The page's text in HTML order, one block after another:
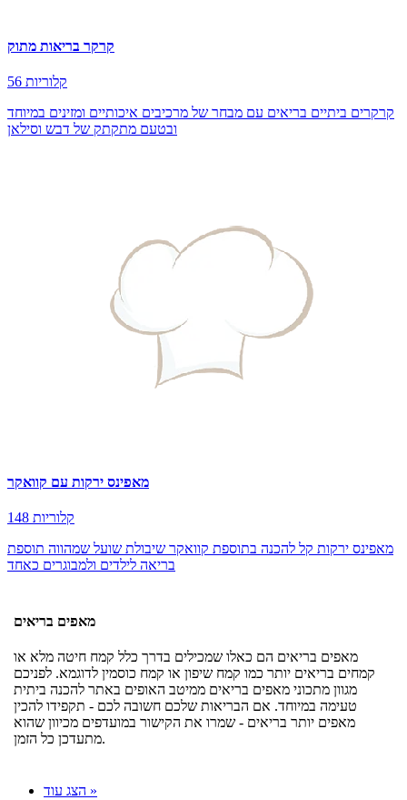
קרקר בריאות מתוק
56 קלוריות
קרקרים ביתיים בריאים עם מבחר של מרכיבים איכותיים ומזינים במיוחד
ובטעם מתקתק של דבש וסילאן
מאפינס ירקות עם קוואקר
148 קלוריות
מאפינס ירקות קל להכנה בתוספת קוואקר שיבולת שועל שמהווה תוספת
בריאה לילדים ולמבוגרים כאחד
מאפים בריאים
מאפים בריאים הם כאלו שמכילים בדרך כלל קמח חיטה מלא או
קמחים בריאים יותר כמו קמח שיפון או קמח כוסמין לדוגמא. לפניכם
מגוון מתכוני מאפים בריאים ממיטב האופים באתר להכנה ביתית
טעימה במיוחד. אם הבריאות שלכם חשובה לכם - תקפידו להכין
מאפים יותר בריאים - שמרו את הקישור במועדפים מכיוון שהוא
מתעדכן כל הזמן.
הצג עוד »